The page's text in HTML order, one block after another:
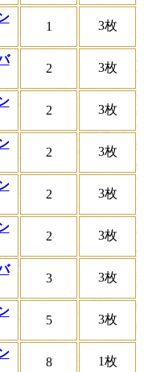
1 3枚
2 3枚
2 3枚
2 3枚
2 3枚
2 3枚
3 3枚
5 3枚
8 1枚